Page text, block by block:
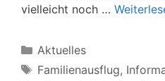
vielleicht noch …
Kategorien
Aktuelles
Schlagwörter
Familienausflug,